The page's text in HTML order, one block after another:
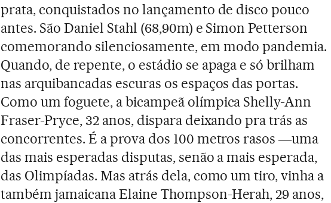
prata, conquistados no lançamento de disco pouco
antes. São Daniel Stahl (68,90m) e Simon Petterson
comemorando silenciosamente, em modo pandemia.
Quando, de repente, o estádio se apaga e só brilham
nas arquibancadas escuras os espaços das portas.
Como um foguete, a bicampeã olímpica Shelly-Ann
Fraser-Pryce, 32 anos, dispara deixando pra trás as
concorrentes. É a prova dos 100 metros rasos ―uma
das mais esperadas disputas, senão a mais esperada,
das Olimpíadas. Mas atrás dela, como um tiro, vinha a
também jamaicana Elaine Thompson-Herah, 29 anos,